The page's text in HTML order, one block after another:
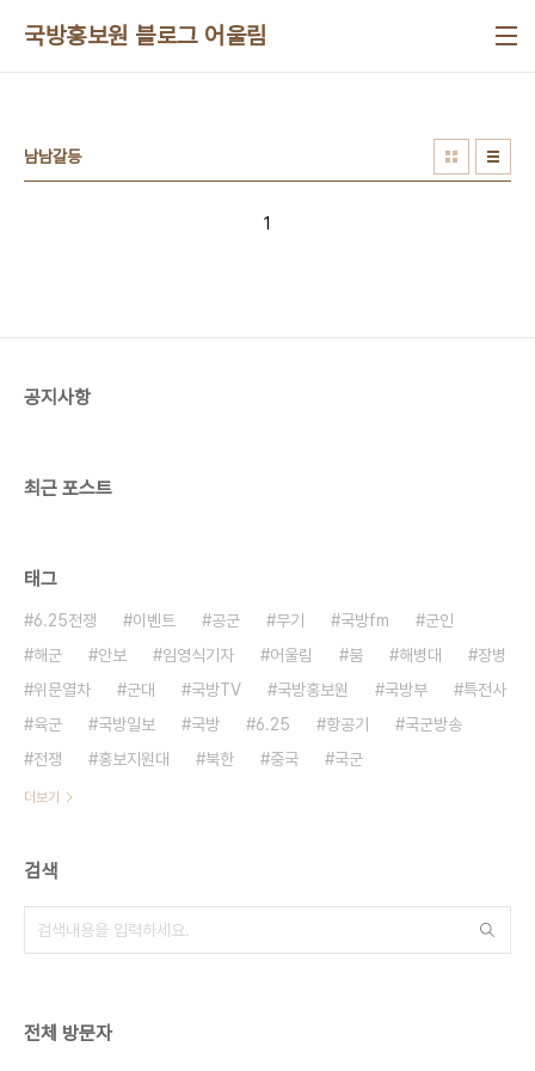
국방홍보원 블로그 어울림
남남갈등
1
공지사항
최근 포스트
태그
6.25전쟁 이벤트 공군 무기 국방fm
군인
해군
안보 임영식기자 어울림 붐 해병대
장병
위문열차
군대 국방TV 국방홍보원 국방부
특전사
육군
국방일보 국방 6.25 항공기
국군방송
전쟁
홍보지원대 북한 중국 국군
더보기
검색
전체 방문자